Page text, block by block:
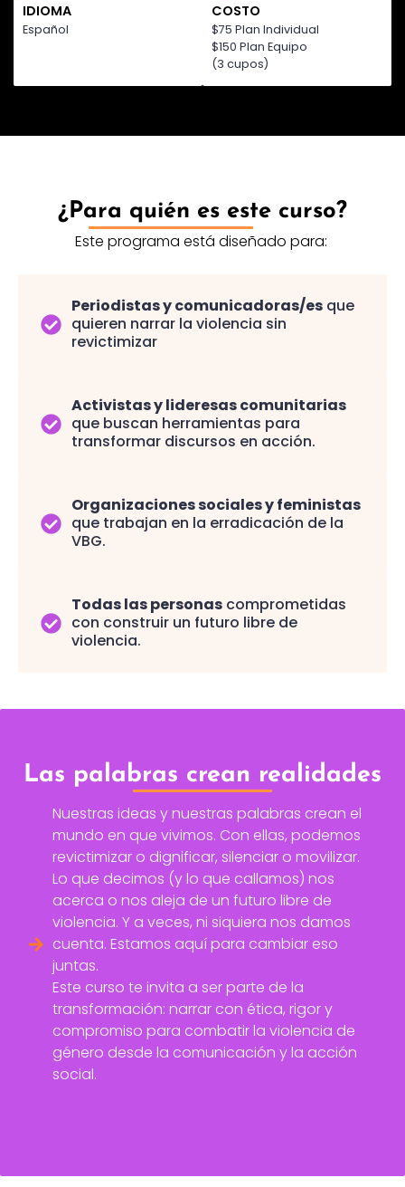
IDIOMA
Español
COSTO
$75 Plan Individual
$150 Plan Equipo
(3 cupos)
¿Para quién es este curso?
Este programa está diseñado para:
Periodistas y comunicadoras/esque
quieren narrar la violencia sin
revictimizar
Activistas y lideresas comunitarias
que buscan herramientas para
transformar discursos en acción.
Organizaciones sociales y feministas
que trabajan en la erradicación de la
VBG.
Todas las personascomprometidas
con construir un futuro libre de
violencia.
Las palabras crean realidades
Nuestras ideas y nuestras palabras crean el
mundo en que vivimos. Con ellas, podemos
revictimizar o dignificar, silenciar o movilizar.
Lo que decimos (y lo que callamos) nos
acerca o nos aleja de un futuro libre de
violencia. Y a veces, ni siquiera nos damos
cuenta. Estamos aquí para cambiar eso
juntas.
Este curso te invita a ser parte de la
transformación: narrar con ética, rigor y
compromiso para combatir la violencia de
género desde la comunicación y la acción
social.